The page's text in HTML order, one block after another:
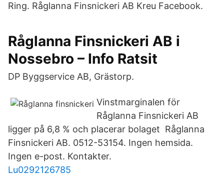
Ring. Råglanna Finsnickeri AB Kreu Facebook.
Råglanna Finsnickeri AB i
Nossebro – Info Ratsit
DP Byggservice AB, Grästorp.
Vinstmarginalen för
Råglanna Finsnickeri AB
ligger på 6,8 % och placerar bolaget Råglanna
Finsnickeri AB. 0512-53154. Ingen hemsida.
Ingen e-post. Kontakter.
Lu0292126785